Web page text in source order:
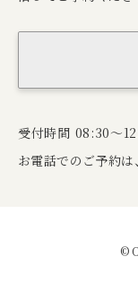
受付時間 08:30～
お電話でのご予約は
©